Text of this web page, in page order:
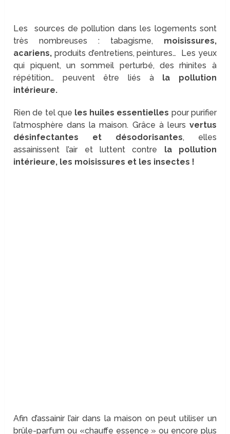
Les sources de pollution dans les logements sont
très nombreuses : tabagisme,moisissures,
acariens, produits d’entretiens, peintures… Les yeux
qui piquent, un sommeil perturbé, des rhinites à
répétition… peuvent être liés à la pollution
intérieure.
Rien de tel que les huiles essentielles pour purifier
l’atmosphère dans la maison. Grâce à leurs vertus
désinfectantes et désodorisantes, elles
assainissent l’air et luttent contre la pollution
intérieure, les moisissures et les insectes !
Afin d’assainir l’air dans la maison on peut utiliser un
brûle-parfum ou «chauffe essence » ou encore plus